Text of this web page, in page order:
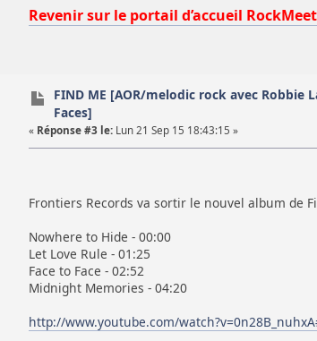
Revenir sur le portail d’accueil
FIND ME [AOR/melodic rock avec Robbie
Faces]
« Réponse #3 le:Lun 21 Sep 15 18:43:15 »
Frontiers Records va sortir le nouvel album de
Nowhere to Hide - 00:00
Let Love Rule - 01:25
Face to Face - 02:52
Midnight Memories - 04:20
http://www.youtube.com/